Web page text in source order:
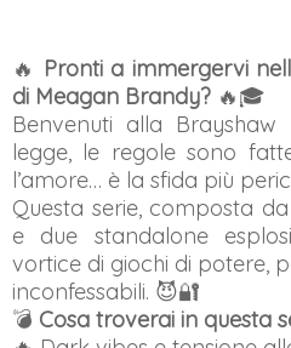
🔥 Pronti a immergervi
di Meagan Brandy? 🔥🎓
Benvenuti alla
legge, le regole sono
l’amore… è la sfida più
Questa serie, composta
e due standalone
vortice di giochi di potere,
inconfessabili. 😈🔐
💣 Cosa troverai in questa